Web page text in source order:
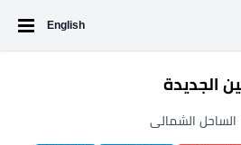
English
الجديدة
الساحل الشمالى